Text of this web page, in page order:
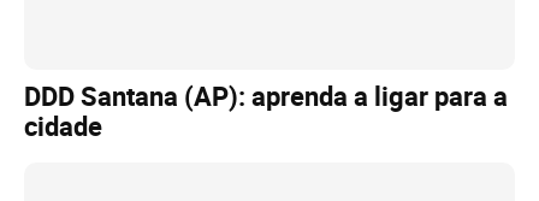
DDD Santana (AP): aprenda a ligar para a
cidade